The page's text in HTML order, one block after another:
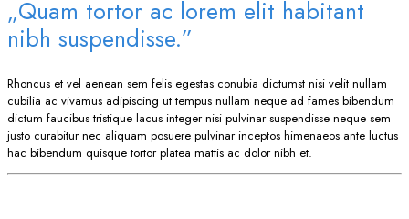
„Quam tortor ac lorem elit habitant
nibh suspendisse.”
Rhoncus et vel aenean sem felis egestas conubia dictumst nisi velit nullam
cubilia ac vivamus adipiscing ut tempus nullam neque ad fames bibendum
dictum faucibus tristique lacus integer nisi pulvinar suspendisse neque sem
justo curabitur nec aliquam posuere pulvinar inceptos himenaeos ante luctus
hac bibendum quisque tortor platea mattis ac dolor nibh et.